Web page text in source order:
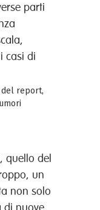
parti
casi di
report,
quello del
un
non solo